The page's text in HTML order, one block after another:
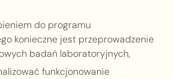
do programu
konieczne jest przeprowadzenie
badań laboratoryjnych,
funkcjonowanie